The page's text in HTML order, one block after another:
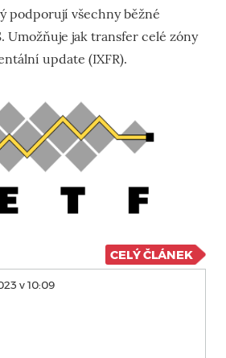
podporují všechny běžné
Umožňuje jak transfer celé zóny
update (IXFR).
CELÝ ČLÁNEK
v 10:09